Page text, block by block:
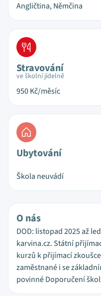
Angličtina, Němčina
Stravování
ve školní jídelně
950Kč/měsíc
Ubytování
Škola neuvádí
O nás
DOD: listopad 2025 až
karvina.cz. Státní
kurzů k přijímací
zaměstnané i se
povinné Doporučení